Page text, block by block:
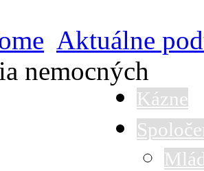
Aktuálne
nemocných
Kázne